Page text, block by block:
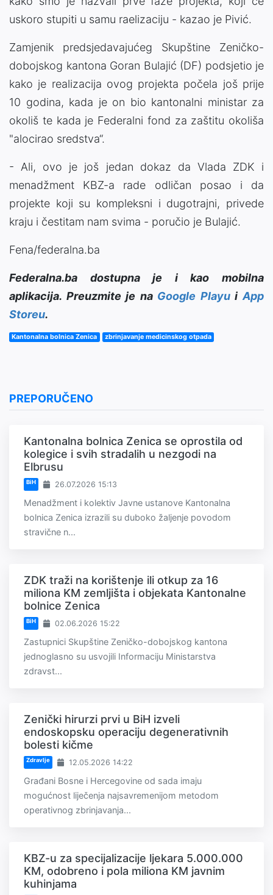
uskoro stupiti u samu raelizaciju - kazao je Pivić.
Zamjenik predsjedavajućeg Skupštine Zeničko-
dobojskog kantona Goran Bulajić (DF) podsjetio je
kako je realizacija ovog projekta počela još prije
10 godina, kada je on bio kantonalni ministar za
okoliš te kada je Federalni fond za zaštitu okoliša
"alocirao sredstva“.
- Ali, ovo je još jedan dokaz da Vlada ZDK i
menadžment KBZ-a rade odličan posao i da
projekte koji su kompleksni i dugotrajni, privede
kraju i čestitam nam svima - poručio je Bulajić.
Fena/federalna.ba
Federalna.ba dostupna je i kao mobilna
aplikacija. Preuzmite je na Google PlayuiApp
Storeu.
Kantonalna bolnica Zenica zbrinjavanje medicinskog otpada
PREPORUČENO
Kantonalna bolnica Zenica se oprostila od
kolegice i svih stradalih u nezgodi na
Elbrusu
BiH 26.07.2026 15:13
Menadžment i kolektiv Javne ustanove Kantonalna
bolnica Zenica izrazili su duboko žaljenje povodom
stravične n...
ZDK traži na korištenje ili otkup za 16
miliona KM zemljišta i objekata Kantonalne
bolnice Zenica
BiH 02.06.2026 15:22
Zastupnici Skupštine Zeničko-dobojskog kantona
jednoglasno su usvojili Informaciju Ministarstva
zdravst...
Zenički hirurzi prvi u BiH izveli
endoskopsku operaciju degenerativnih
bolesti kičme
Zdravlje 12.05.2026 14:22
Građani Bosne i Hercegovine od sada imaju
mogućnost liječenja najsavremenijom metodom
operativnog zbrinjavanja...
KBZ-u za specijalizacije ljekara 5.000.000
KM, odobreno i pola miliona KM javnim
kuhinjama